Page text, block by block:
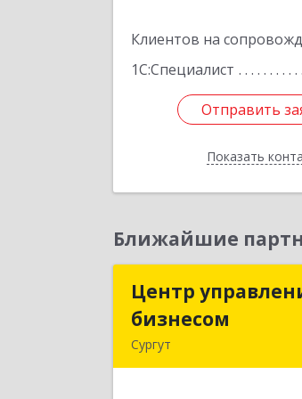
Клиентов на
1С:Специалист
Отправить
Показать
Отправить
Назад
Ближайшие
Центр
бизнесом
Сургут
Центр